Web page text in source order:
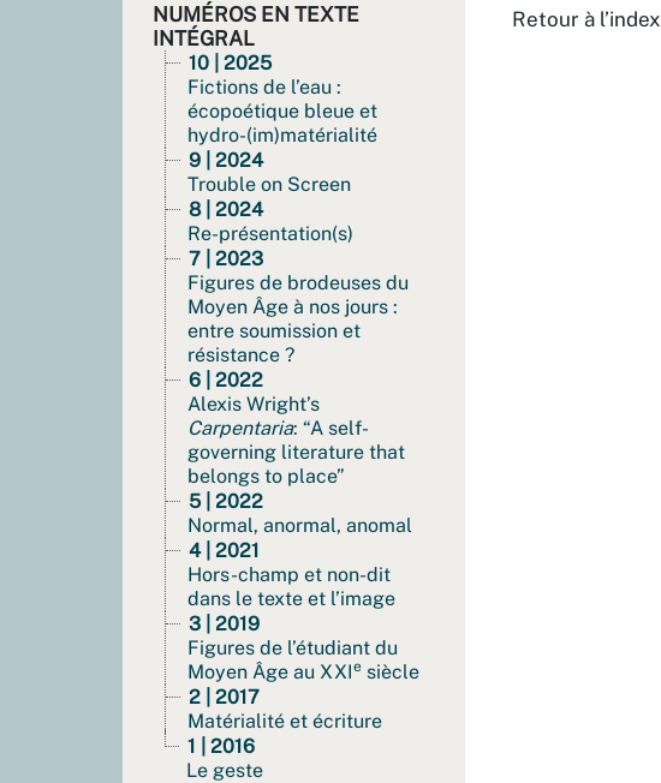
NUMÉROS EN TEXTE
INTÉGRAL
10 | 2025
Fictions de l’eau :
écopoétique bleue et
hydro-(im)matérialité
9 | 2024
Trouble on Screen
8 | 2024
Re-présentation(s)
7 | 2023
Figures de brodeuses du
Moyen Âge à nos jours :
entre soumission et
résistance ?
6 | 2022
Alexis Wright’s
Carpentaria: “A self-
governing literature that
belongs to place”
5 | 2022
Normal, anormal, anomal
4 | 2021
Hors-champ et non-dit
dans le texte et l’image
3 | 2019
Figures de l’étudiant du
Moyen Âge au XXIe siècle
2 | 2017
Matérialité et écriture
1 | 2016
Le geste
Retour à l’index